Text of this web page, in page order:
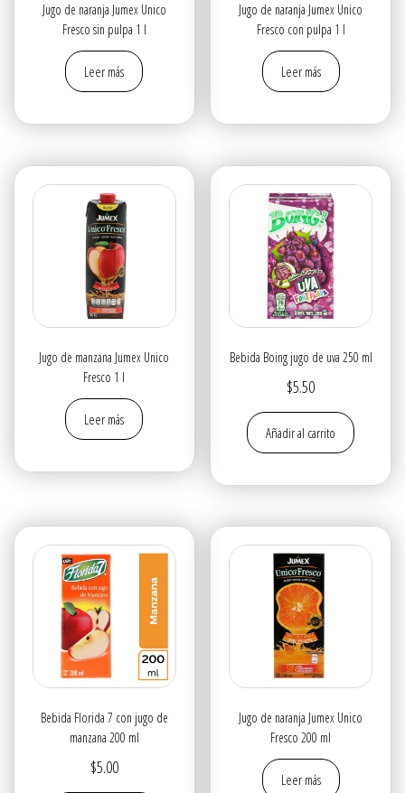
Jugo de naranja Jumex Unico
Fresco sin pulpa 1 l
Leer más
Jugo de naranja Jumex Unico
Fresco con pulpa 1 l
Leer más
Jugo de manzana Jumex Unico
Fresco 1 l
Leer más
Bebida Boing jugo de uva 250 ml
$5.50
Añadir al carrito
Bebida Florida 7 con jugo de
manzana 200 ml
$5.00
Jugo de naranja Jumex Unico
Fresco 200 ml
Leer más